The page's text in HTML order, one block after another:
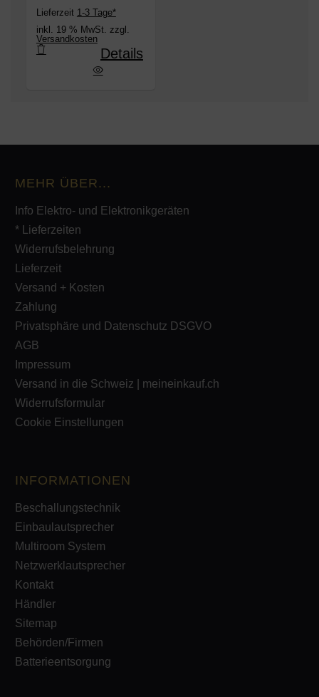
Lieferzeit 1-3 Tage*
inkl. 19 % MwSt. zzgl.
Versandkosten
HiFi Feuchtraum Einbaulautsprecher IP44
Details
MEHR ÜBER...
Info Elektro- und Elektronikgeräten
* Lieferzeiten
Widerrufsbelehrung
Lieferzeit
Versand + Kosten
Zahlung
Privatsphäre und Datenschutz DSGVO
AGB
Impressum
Versand in die Schweiz | meineinkauf.ch
Widerrufsformular
Cookie Einstellungen
INFORMATIONEN
Beschallungstechnik
Einbaulautsprecher
Multiroom System
Netzwerklautsprecher
Kontakt
Händler
Sitemap
Behörden/Firmen
Batterieentsorgung